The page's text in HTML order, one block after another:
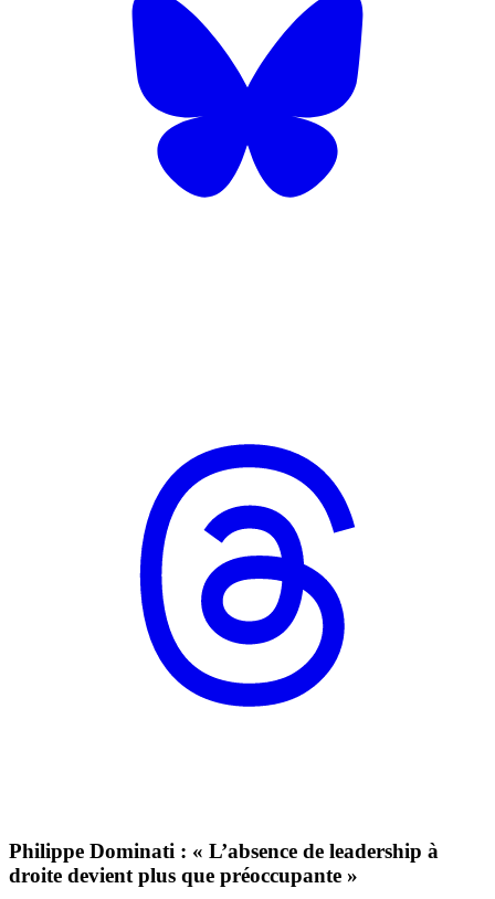
Philippe Dominati : « L’absence de leadership à
droite devient plus que préoccupante »